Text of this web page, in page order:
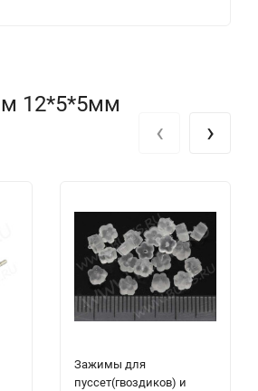
12*5*5мм
Зажимы для
пуссет(гвоздиков) и
‹ ›